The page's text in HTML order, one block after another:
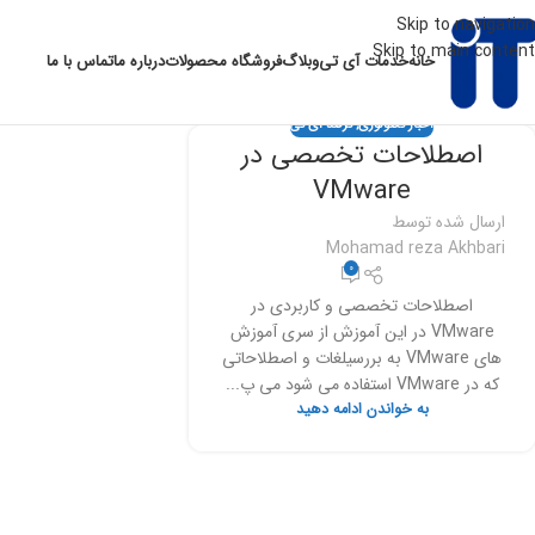
Skip to navigation
Skip to main content
خانهخدمات آی تیوبلاگفروشگاه محصولاتدرباره ماتماس با ما
اخبار تکنولوژی,ترفند آی تی
اصطلاحات تخصصی در
VMware
ارسال شده توسط
Mohamad reza Akhbari
0
اصطلاحات تخصصی و کاربردی در
VMware در این آموزش از سری آموزش
های VMware به بررسیلغات و اصطلاحاتی
که در VMware استفاده می شود می پ...
به خواندن ادامه دهید